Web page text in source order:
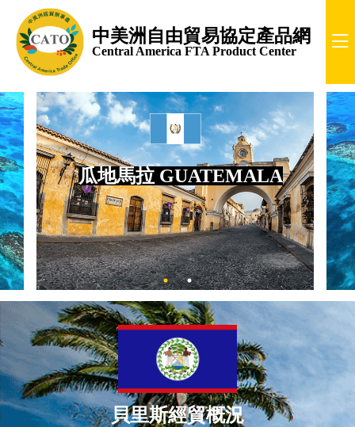
中美洲自由貿易協定產品網
Central America FTA Product Center
瓜地馬拉 GUATEMALA
貝里斯經貿概況